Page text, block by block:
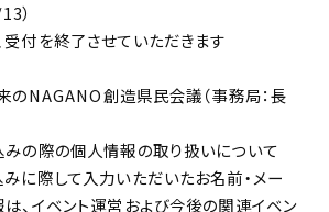
）
付を終了させていただきます
のNAGANO創造県民会議（事務局：長
みの際の個人情報の取り扱いについて
に際して入力いただいたお名前・メー
、イベント運営および今後の関連イベン